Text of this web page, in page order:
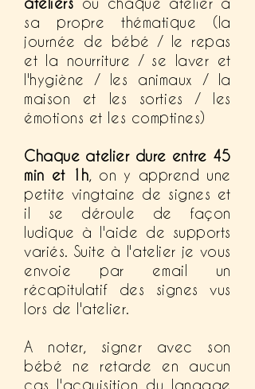
sa propre thématique (la
journée de bébé / le repas
et la nourriture / se laver et
l'hygiène / les animaux / la
maison et les sorties / les
émotions et les comptines)
Chaque atelier dure entre 45
min et 1h , on y apprend une
petite vingtaine de signes et
il se déroule de façon
ludique à l'aide de supports
variés. Suite à l'atelier je vous
envoie par email un
récapitulatif des signes vus
lors de l'atelier.
A noter, signer avec son
bébé ne retarde en aucun
cas l'acquisition du langage